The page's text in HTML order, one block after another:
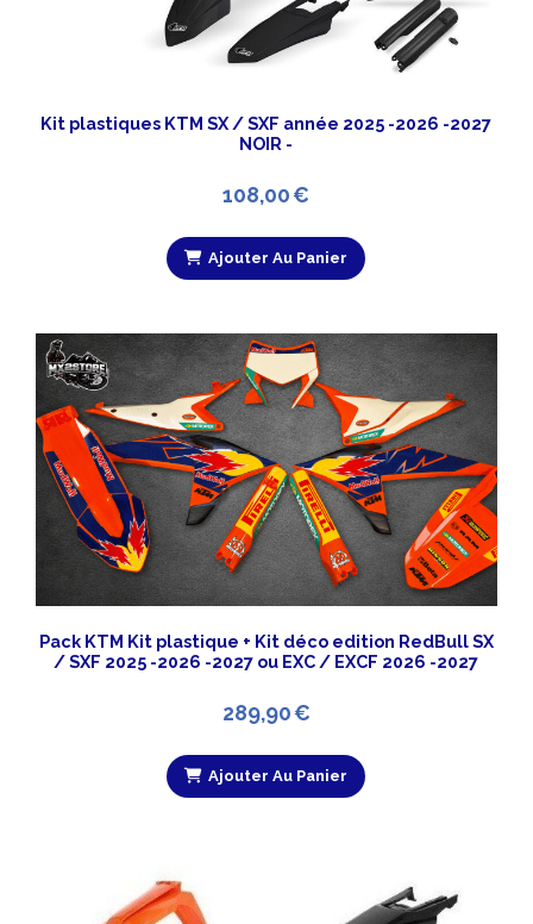
Kit plastiques KTM SX / SXF année 2025 -2026 -2027
NOIR -
108,00€
Ajouter Au Panier
Pack KTM Kit plastique + Kit déco edition RedBull SX
/ SXF 2025 -2026 -2027 ou EXC / EXCF 2026 -2027
289,90€
Ajouter Au Panier